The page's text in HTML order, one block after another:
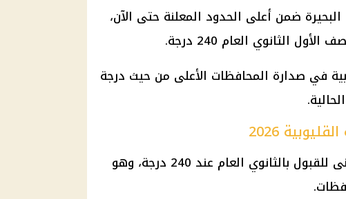
ضمن أعلى الحدود المعلنة حتى الآن،
الأول الثانوي العام 240 درجة.
في صدارة المحافظات الأعلى من حيث درجة
2026
سجلت محافظة القليوبية الحد الأدنى للقبول بالثانوي العام عند 240 درجة، وهو